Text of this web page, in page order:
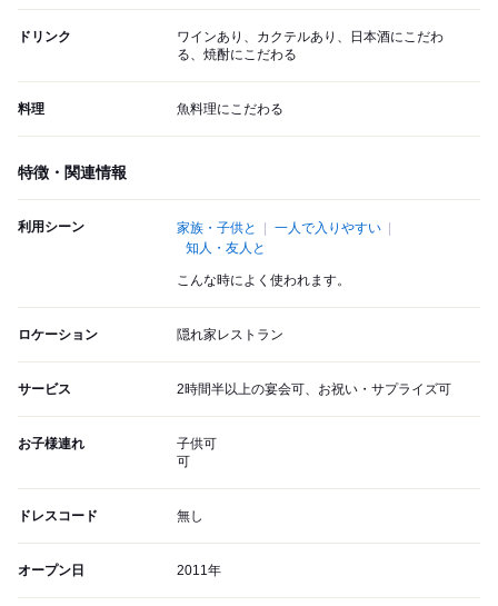
ドリンク
ワインあり、カクテルあり、日本酒にこだわ
る、焼酎にこだわる
料理 魚料理にこだわる
特徴・関連情報
利用シーン 家族・子供と
一人で入りやすい
知人・友人と
こんな時によく使われます。
ロケーション 隠れ家レストラン
サービス 2時間半以上の宴会可、お祝い・サプライズ可
お子様連れ
子供可
可
ドレスコード 無し
オープン日 2011年